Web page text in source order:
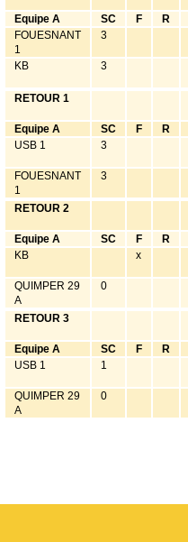
Equipe A SC F
R
FOUESNANT
1
3
KB 3
RETOUR 1
Equipe A SC F
R
USB 1
3
FOUESNANT
1
3
RETOUR 2
Equipe A SC F
R
KB
x
QUIMPER 29
A
0
RETOUR 3
Equipe A SC F
R
USB 1
1
QUIMPER 29
A
0